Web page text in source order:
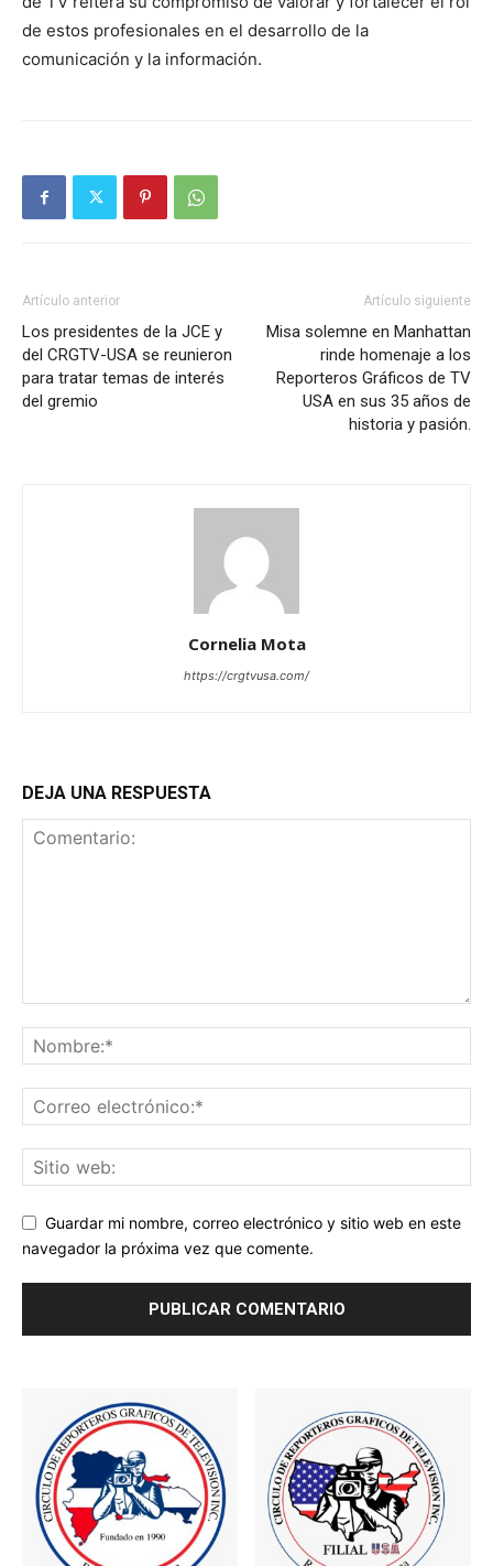
de estos profesionales en el desarrollo de la
comunicación y la información.
Artículo anterior
Los presidentes de la JCE y
del CRGTV-USA se reunieron
para tratar temas de interés
del gremio
Artículo siguiente
Misa solemne en Manhattan
rinde homenaje a los
Reporteros Gráficos de TV
USA en sus 35 años de
historia y pasión.
Cornelia Mota
https://crgtvusa.com/
DEJA UNA RESPUESTA
Guardar mi nombre, correo electrónico y sitio web en este
navegador la próxima vez que comente.